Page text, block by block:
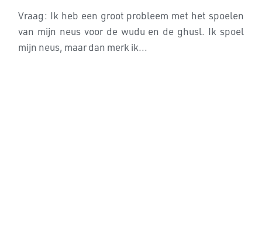
Vraag: Ik heb een groot probleem met het spoelen
van mijn neus voor de wudu en de ghusl. Ik spoel
mijn neus, maar dan merk ik...